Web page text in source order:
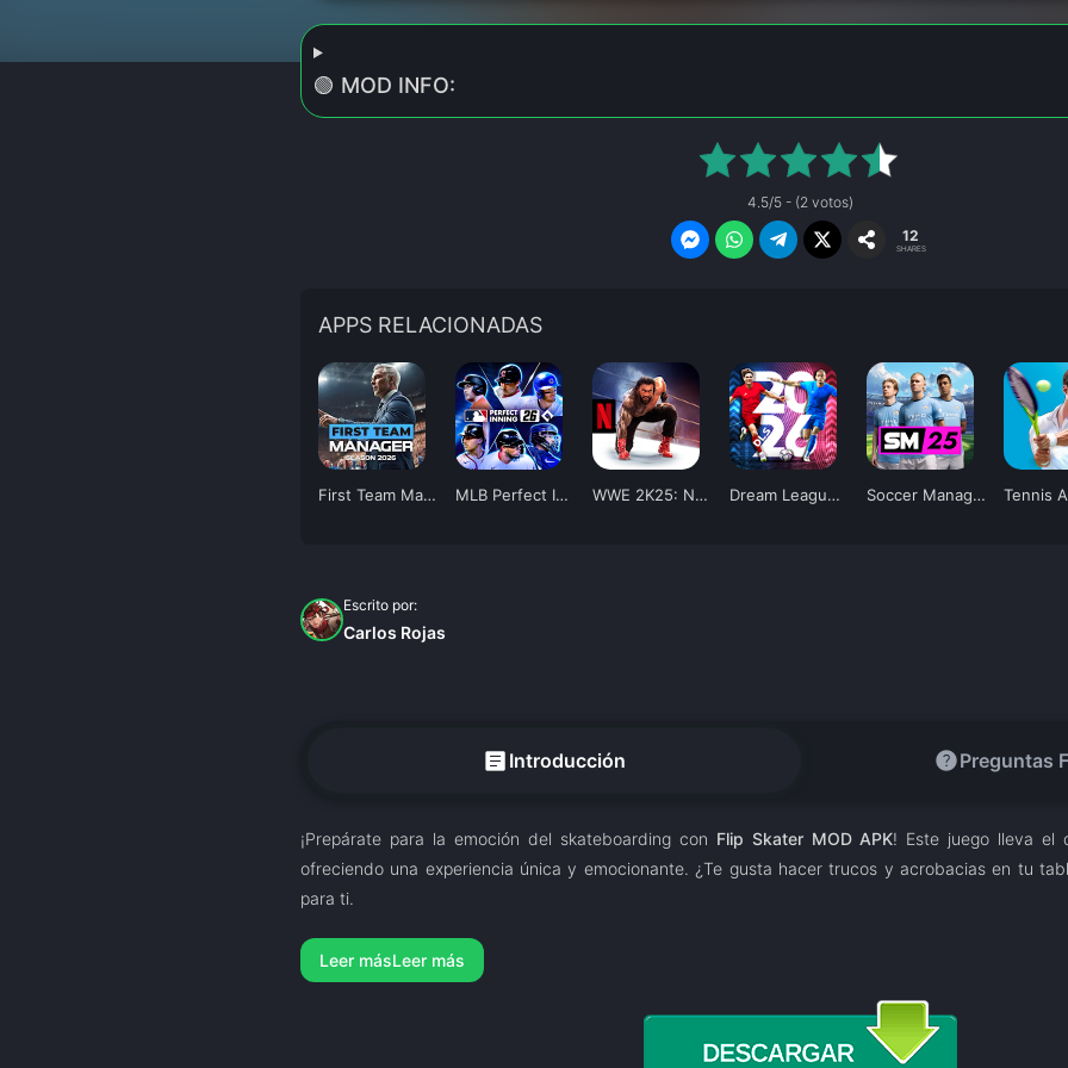
🟢 MOD INFO:
4.5/5 - (2 votos)
12
SHARES
APPS RELACIONADAS
First Team Manager 2026 MLB Perfect Inning 26 WWE 2K25: Netflix Edition Dream League Soccer 2026 Soccer Manager 2025 Tennis
Escrito por:
Carlos Rojas
article Introducción helpPreguntas
¡Prepárate para la emoción del skateboarding con Flip Skater MOD APK! Este juego lleva el
ofreciendo una experiencia única y emocionante. ¿Te gusta hacer trucos y acrobacias en tu
para ti.
Leer más